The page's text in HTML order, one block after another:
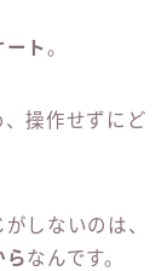
ート。
操作せずにど
しないのは、
らなんです。